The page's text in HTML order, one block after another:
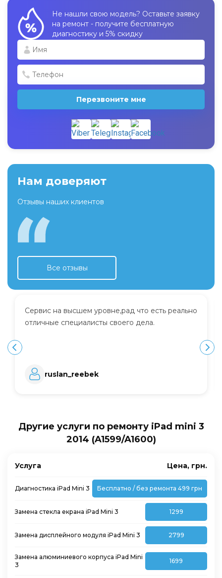
Не нашли свою модель? Оставьте заявку
на ремонт - получите бесплатную
диагностику и 5% скидку
Перезвоните мне
Нам доверяют
Отзывы наших клиентов
Все отзывы
Сервис на высшем уровне,рад что есть реально
отличные специалисты своего дела.
ruslan_reebek
Другие услуги по ремонту iPad mini 3
2014 (A1599/A1600)
Услуга Цена, грн.
Диагностика iPad Mini 3 Бесплатно / без ремонта 499 грн
Замена стекла екрана iPad Mini 3 1299
Замена дисплейного модуля iPad Mini 3 2799
Замена алюминиевого корпуса iPad Mini
3
1699